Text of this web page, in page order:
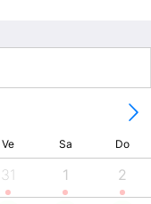
Ve Sa Do
31 1 2